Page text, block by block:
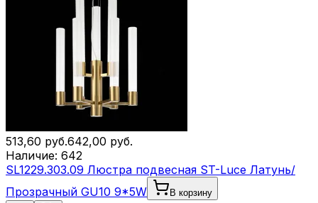
513,60 руб.642,00 руб.
Наличие: 642
SL1229.303.09 Люстра подвесная ST-Luce Латунь/
Прозрачный GU10 9*5W
В корзину